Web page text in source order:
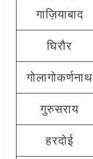
गाज़ियाबाद
घिरौर
गोलागोकर्णनाथ
गुरुसराय
हरदोई